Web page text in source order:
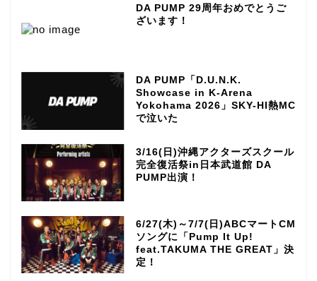
DA PUMP 29周年おめでとうご
ざいます！
DA PUMP「D.U.N.K.
Showcase in K-Arena
Yokohama 2026」SKY-HI熱MC
で泣いた
3/16(日)沖縄アクターズスクール
完全復活祭in日本武道館 DA
PUMP出演！
6/27(木)～7/7(日)ABCマートCM
ソングに「Pump It Up!
feat.TAKUMA THE GREAT」決
定！